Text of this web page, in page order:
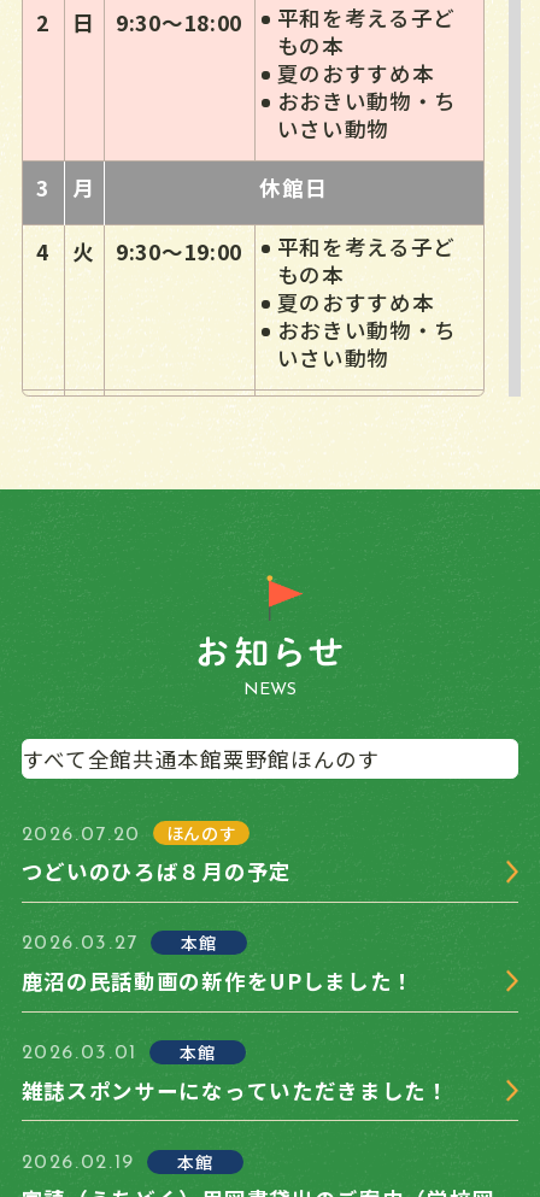
2
日 9:30〜18:00
平和を考える子ど
もの本
夏のおすすめ本
おおきい動物・ち
いさい動物
3
月 休館日
4 火 9:30～19:00
平和を考える子ど
もの本
夏のおすすめ本
おおきい動物・ち
いさい動物
5
水 9:30～19:00
平和を考える子ど
もの本
夏のおすすめ本
おおきい動物・ち
平和を考える子ど
もの本
夏のおすすめ本
おおきい動物・ち
いさい動物
7
金 9:30～19:00
平和を考える子ど
もの本
8
土 9:30〜18:00
平和を考える子ど
おおきい動物・ち
いさい動物
平和を考える子ど
夏のおすすめ本
NEWS
すべて全館共通本館粟野館ほんのす
2026.07.20 ほんのす
つどいのひろば８月の予定
2026.03.27 本館
鹿沼の民話動画の新作をUPしました！
2026.03.01 本館
雑誌スポンサーになっていただきました！
2026.02.19 本館